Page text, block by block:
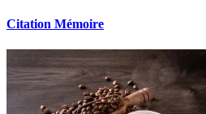
Citation Mémoire